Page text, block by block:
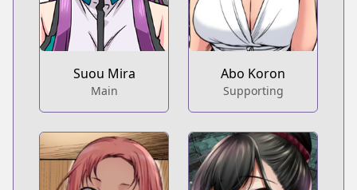
Suou Mira
Main
Abo Koron
Supporting